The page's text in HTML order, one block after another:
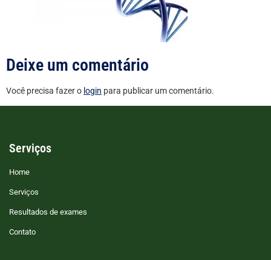
Deixe um comentário
Você precisa fazer o login para publicar um comentário.
Serviços
Home
Serviços
Resultados de exames
Contato